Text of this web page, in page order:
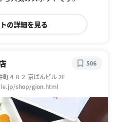
の詳細を見る
町４８２ 京ばんビル 2F
shop/gion.html
506